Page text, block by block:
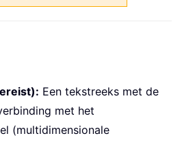
Een tekstreeks met de
met het
(multidimensionale